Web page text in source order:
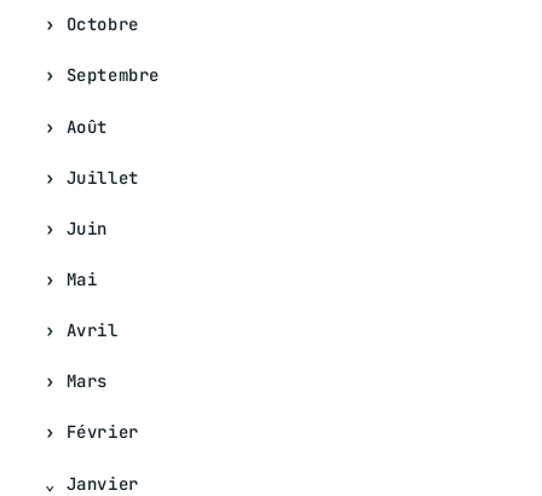
Octobre
Septembre
Août
Juillet
Juin
Mai
Avril
Mars
Février
Janvier